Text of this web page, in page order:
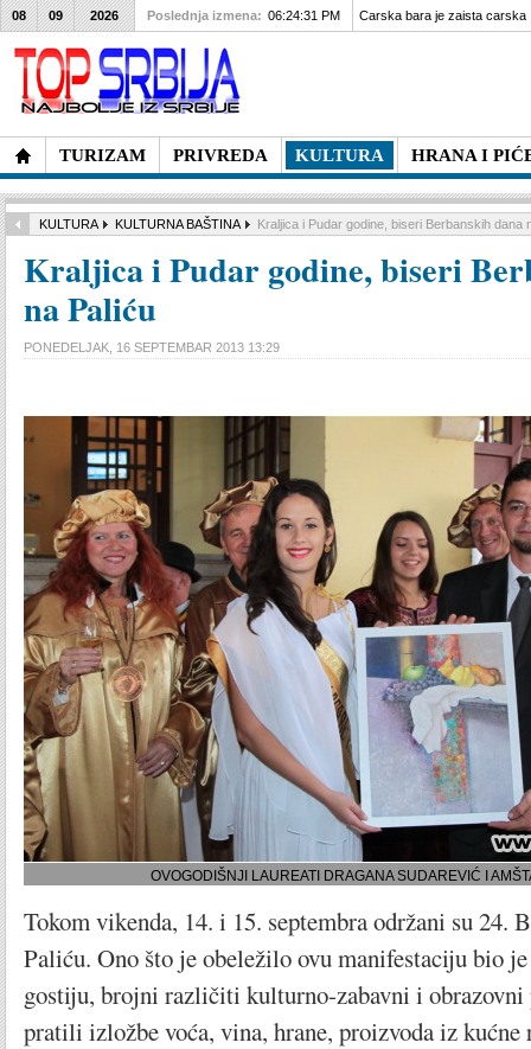
TURIZAM PRIVREDA KULTURA HRANA I
08 09 2026 Poslednja izmena: 06:24:31 PM Carska bara je zaista carska
KULTURA KULTURNA BAŠTINA Kraljica i Pudar godine, biseri Berbanskih dana
Kraljica i Pudar godine, biseri
na Paliću
PONEDELJAK, 16 SEPTEMBAR 2013 13:29
OVOGODIŠNJI LAUREATI DRAGANA SUDAREVIĆ I
Tokom vikenda, 14. i 15. septembra održani su 24.
Paliću. Ono što je obeležilo ovu manifestaciju bio
gostiju, brojni različiti kulturno-zabavni i obrazovni
pratili izložbe voća, vina, hrane, proizvoda iz